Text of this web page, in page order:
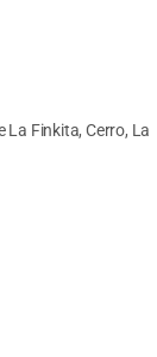
La Finkita, Cerro, La